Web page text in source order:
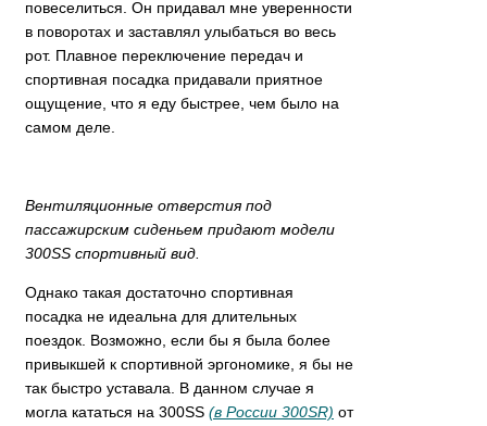
повеселиться. Он придавал мне уверенности
в поворотах и заставлял улыбаться во весь
рот. Плавное переключение передач и
спортивная посадка придавали приятное
ощущение, что я еду быстрее, чем было на
самом деле.
Вентиляционные отверстия под
пассажирским сиденьем придают модели
300SS спортивный вид.
Однако такая достаточно спортивная
посадка не идеальна для длительных
поездок. Возможно, если бы я была более
привыкшей к спортивной эргономике, я бы не
так быстро уставала. В данном случае я
могла кататься на 300SS (в России 300SR) от